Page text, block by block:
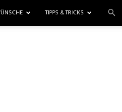
TIPPS & TRICKS